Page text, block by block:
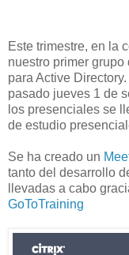
Este trimestre, en la
nuestro primer
para Active
pasado jueves 1 de
los presenciales se
de estudio
Se ha creado un
tanto del desarrollo
llevadas a cabo
GoToTraining